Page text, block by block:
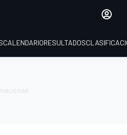
CALENDARIORESULTADOS